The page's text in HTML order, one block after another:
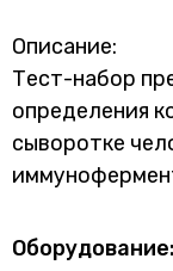
Описание:
Тест-набор
определения
сыворотке